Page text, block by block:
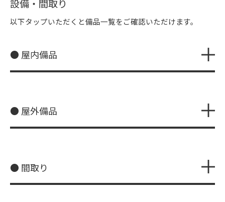
設備・間取り
以下タップいただくと備品一覧をご確認いただけます。
● 屋内備品
● 屋外備品
● 間取り